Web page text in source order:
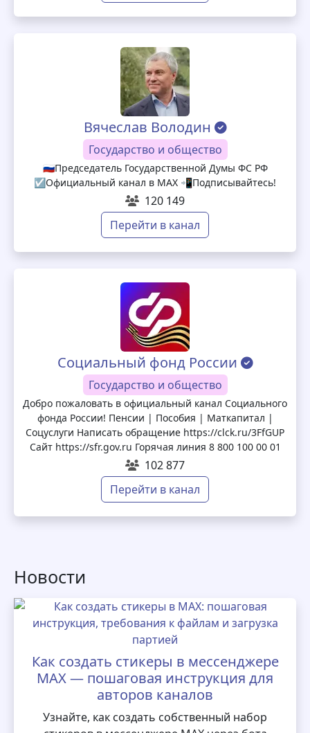
Вячеслав Володин
Государство и общество
🇷🇺Председатель Государственной Думы ФС РФ
☑️Официальный канал в МАХ 📲Подписывайтесь!
120 149
Перейти в канал
Социальный фонд России
Государство и общество
Добро пожаловать в официальный канал Социального
фонда России! Пенсии | Пособия | Маткапитал |
Соцуслуги Написать обращение https://clck.ru/3FfGUP
Сайт https://sfr.gov.ru Горячая линия 8 800 100 00 01
102 877
Перейти в канал
Новости
Как создать стикеры в мессенджере
MAX — пошаговая инструкция для
авторов каналов
Узнайте, как создать собственный набор